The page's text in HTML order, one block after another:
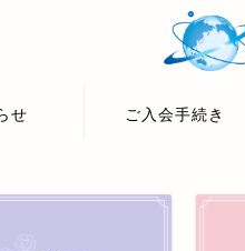
せ ご入会手続き